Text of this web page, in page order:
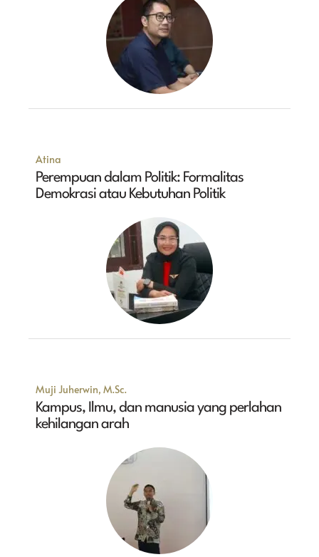
Atina
Perempuan dalam Politik: Formalitas
Demokrasi atau Kebutuhan Politik
Muji Juherwin, M.Sc.
Kampus, Ilmu, dan manusia yang perlahan
kehilangan arah